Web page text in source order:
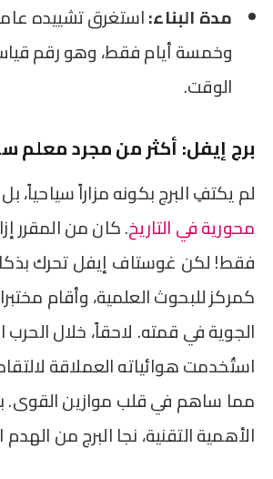
مدة البناء:استغرق تشييده
وخمسة أيام فقط، وهو رقم
الوقت.
برج إيفل: أكثر من مجرد معلم
لم يكتفِ البرج بكونه مزاراً سياحياً،
محورية في التاريخ
فقط! لكن غوستاف إيفل تحرك
كمركز للبحوث العلمية، وأقام
الجوية في قمته. لاحقاً، خلال الحرب
استُخدمت هوائياته العملاقة
مما ساهم في قلب موازين
الأهمية التقنية، نجا البرج من